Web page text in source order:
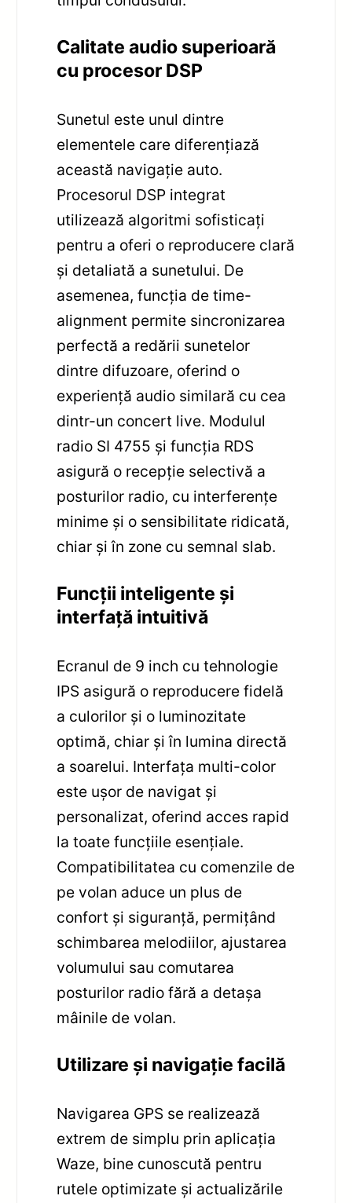
Calitate audio superioară
cu procesor DSP
Sunetul este unul dintre
elementele care diferențiază
această navigație auto.
Procesorul DSP integrat
utilizează algoritmi sofisticați
pentru a oferi o reproducere clară
și detaliată a sunetului. De
asemenea, funcția de time-
alignment permite sincronizarea
perfectă a redării sunetelor
dintre difuzoare, oferind o
experiență audio similară cu cea
dintr-un concert live. Modulul
radio SI 4755 și funcția RDS
asigură o recepție selectivă a
posturilor radio, cu interferențe
minime și o sensibilitate ridicată,
chiar și în zone cu semnal slab.
Funcții inteligente și
interfață intuitivă
Ecranul de 9 inch cu tehnologie
IPS asigură o reproducere fidelă
a culorilor și o luminozitate
optimă, chiar și în lumina directă
a soarelui. Interfața multi-color
este ușor de navigat și
personalizat, oferind acces rapid
la toate funcțiile esențiale.
Compatibilitatea cu comenzile de
pe volan aduce un plus de
confort și siguranță, permițând
schimbarea melodiilor, ajustarea
volumului sau comutarea
posturilor radio fără a detașa
mâinile de volan.
Utilizare și navigație facilă
Navigarea GPS se realizează
extrem de simplu prin aplicația
Waze, bine cunoscută pentru
rutele optimizate și actualizările